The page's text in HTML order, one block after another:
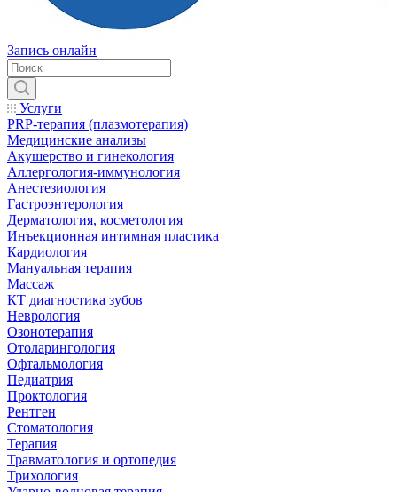
Запись онлайн
Услуги
PRP-терапия (плазмотерапия)
Медицинские анализы
Акушерство и гинекология
Аллергология-иммунология
Анестезиология
Гастроэнтерология
Дерматология, косметология
Инъекционная интимная пластика
Кардиология
Мануальная терапия
Массаж
КТ диагностика зубов
Неврология
Озонотерапия
Отоларингология
Офтальмология
Педиатрия
Проктология
Рентген
Стоматология
Терапия
Травматология и ортопедия
Трихология